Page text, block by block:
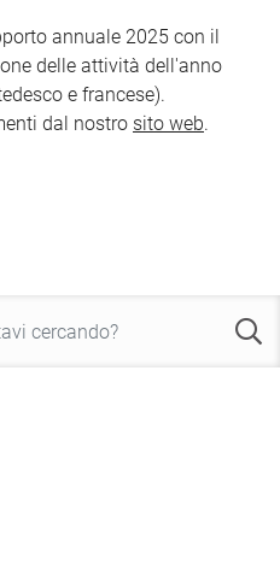
annuale 2025 con il
delle attività dell'anno
e francese).
dal nostro sito web.